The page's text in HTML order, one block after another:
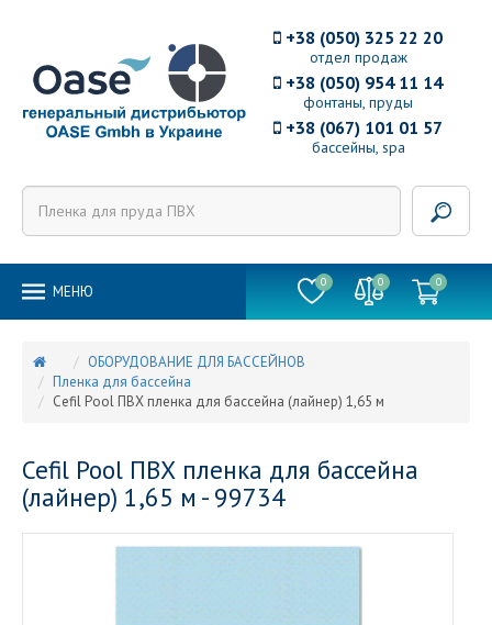
отдел продаж
+38 (050) 325 22 20
фонтаны, пруды
+38 (050) 954 11 14
бассейны, spa
+38 (067) 101 01 57
MEНЮ
0 0 0
ОБОРУДОВАНИЕ ДЛЯ БАССЕЙНОВ
Пленка для бассейна
Cefil Pool ПВХ пленка для бассейна (лайнер) 1,65 м
Cefil Pool ПВХ пленка для бассейна
(лайнер) 1,65 м - 99734